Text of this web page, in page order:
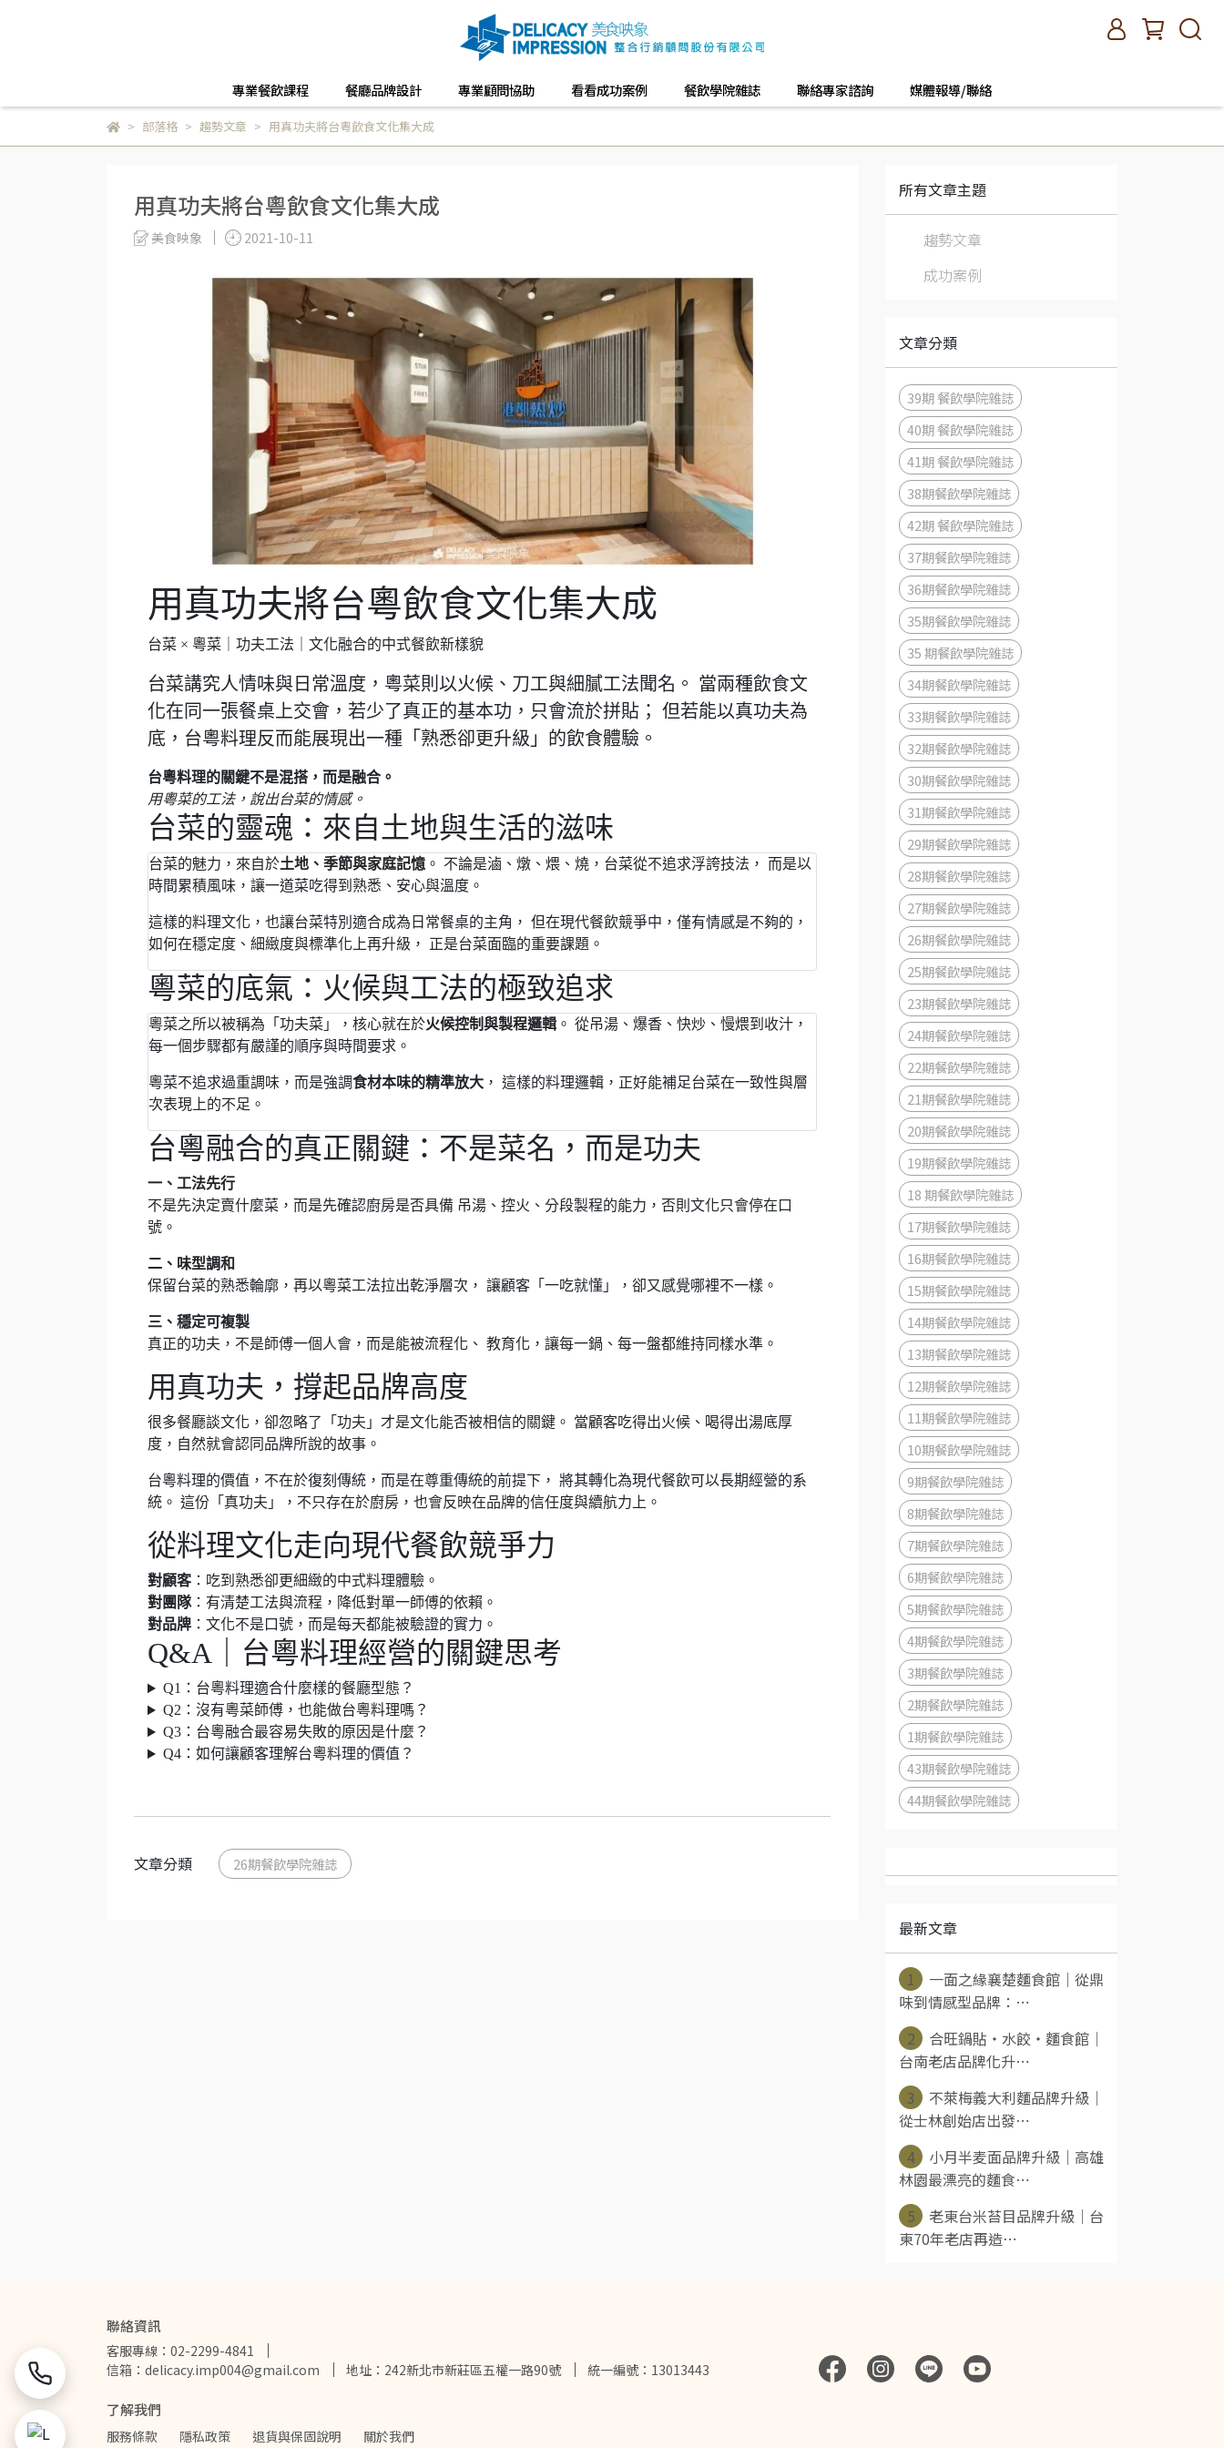
專業餐飲課程 餐廳品牌設計 專業顧問協助 看看成功案例 餐飲學院雜誌 聯絡專家諮詢 媒體報導/聯絡
部落格 趨勢文章 用真功夫將台粵飲食文化集大成
用真功夫將台粵飲食文化集大成
美食映象 2021-10-11
用真功夫將台粵飲食文化集大成
台菜 × 粵菜｜功夫工法｜文化融合的中式餐飲新樣貌
台菜講究人情味與日常溫度 ，粵菜則以火候、刀工與細膩工法聞名。 當兩種飲食文
化在同一張餐桌上交會，若少了真正的基本功，只會流於拼貼； 但若能以真功夫為
底，台粵料理反而能展現出一種「熟悉卻更升級」的飲食體驗。
台粵料理的關鍵不是混搭，而是融合。
用粵菜的工法，說出台菜的情感。
台菜的靈魂：來自土地與生活的滋味
台菜的魅力，來自於土地、季節與家庭記憶 。 不論是滷、燉、煨、燒，台菜從不追求浮誇技法， 而是以
時間累積風味，讓一道菜吃得到熟悉、安心與溫度。
這樣的料理文化，也讓台菜特別適合成為日常餐桌的主角， 但在現代餐飲競爭中，僅有情感是不夠的，
如何在穩定度、細緻度與標準化上再升級， 正是台菜面臨的重要課題。
粵菜的底氣：火候與工法的極致追求
粵菜之所以被稱為「功夫菜」，核心就在於火候控制與製程邏輯 。 從吊湯、爆香、快炒、慢煨到收汁，
每一個步驟都有嚴謹的順序與時間要求。
粵菜不追求過重調味，而是強調食材本味的精準放大 ， 這樣的料理邏輯，正好能補足台菜在一致性與層
次表現上的不足。
台粵融合的真正關鍵：不是菜名，而是功夫
一、工法先行
不是先決定賣什麼菜，而是先確認廚房是否具備 吊湯、控火、分段製程的能力，否則文化只會停在口
號。
二、味型調和
保留台菜的熟悉輪廓，再以粵菜工法拉出乾淨層次， 讓顧客「一吃就懂」，卻又感覺哪裡不一樣。
三、穩定可複製
真正的功夫，不是師傅一個人會，而是能被流程化、 教育化，讓每一鍋、每一盤都維持同樣水準。
用真功夫，撐起品牌高度
很多餐廳談文化，卻忽略了「功夫」才是文化能否被相信的關鍵。 當顧客吃得出火候、喝得出湯底厚
度，自然就會認同品牌所說的故事。
台粵料理的價值，不在於復刻傳統，而是在尊重傳統的前提下， 將其轉化為現代餐飲可以長期經營的系
統。 這份「真功夫」，不只存在於廚房，也會反映在品牌的信任度與續航力上。
從料理文化走向現代餐飲競爭力
對顧客 ：吃到熟悉卻更細緻的中式料理體驗。
對團隊：有清楚工法與流程，降低對單一師傅的依賴。
對品牌 ：文化不是口號，而是每天都能被驗證的實力。
Q&A｜台粵料理經營的關鍵思考
Q1：台粵料理適合什麼樣的餐廳型態？
Q2：沒有粵菜師傅，也能做台粵料理嗎？
Q3：台粵融合最容易失敗的原因是什麼？
Q4：如何讓顧客理解台粵料理的價值？
文章分類 26期餐飲學院雜誌
所有文章主題
趨勢文章
成功案例
文章分類
39期 餐飲學院雜誌
40期 餐飲學院雜誌
41期 餐飲學院雜誌
38期餐飲學院雜誌
42期 餐飲學院雜誌
37期餐飲學院雜誌
36期餐飲學院雜誌
35期餐飲學院雜誌
35 期餐飲學院雜誌
34期餐飲學院雜誌
33期餐飲學院雜誌
32期餐飲學院雜誌
30期餐飲學院雜誌
31期餐飲學院雜誌
29期餐飲學院雜誌
28期餐飲學院雜誌
27期餐飲學院雜誌
26期餐飲學院雜誌
25期餐飲學院雜誌
23期餐飲學院雜誌
24期餐飲學院雜誌
22期餐飲學院雜誌
21期餐飲學院雜誌
20期餐飲學院雜誌
19期餐飲學院雜誌
18 期餐飲學院雜誌
17期餐飲學院雜誌
16期餐飲學院雜誌
15期餐飲學院雜誌
14期餐飲學院雜誌
13期餐飲學院雜誌
12期餐飲學院雜誌
11期餐飲學院雜誌
10期餐飲學院雜誌
9期餐飲學院雜誌
8期餐飲學院雜誌
7期餐飲學院雜誌
6期餐飲學院雜誌
5期餐飲學院雜誌
4期餐飲學院雜誌
3期餐飲學院雜誌
2期餐飲學院雜誌
1期餐飲學院雜誌
43期餐飲學院雜誌
44期餐飲學院雜誌
最新文章
1
一面之緣襄楚麵食館｜從鼎
味到情感型品牌：⋯
2
合旺鍋貼・水餃・麵食館｜
台南老店品牌化升⋯
3
不萊梅義大利麵品牌升級｜
從士林創始店出發⋯
4
小月半麦面品牌升級｜高雄
林園最漂亮的麵食⋯
5
老東台米苔目品牌升級｜台
東70年老店再造⋯
聯絡資訊
客服專線：02-2299-4841
信箱：delicacy.imp004@gmail.com
地址：242新北市新莊區五權一路90號 統一編號：13013443
了解我們
服務條款 隱私政策 退貨與保固說明 關於我們